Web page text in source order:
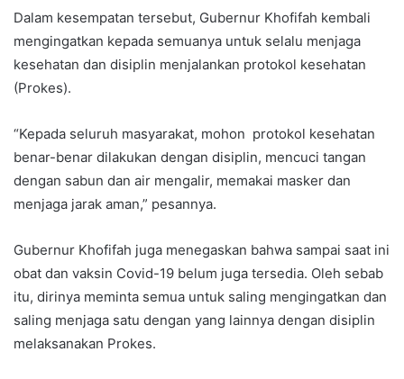
Dalam kesempatan tersebut, Gubernur Khofifah kembali
mengingatkan kepada semuanya untuk selalu menjaga
kesehatan dan disiplin menjalankan protokol kesehatan
(Prokes).
“Kepada seluruh masyarakat, mohon protokol kesehatan
benar-benar dilakukan dengan disiplin, mencuci tangan
dengan sabun dan air mengalir, memakai masker dan
menjaga jarak aman,” pesannya.
Gubernur Khofifah juga menegaskan bahwa sampai saat ini
obat dan vaksin Covid-19 belum juga tersedia. Oleh sebab
itu, dirinya meminta semua untuk saling mengingatkan dan
saling menjaga satu dengan yang lainnya dengan disiplin
melaksanakan Prokes.